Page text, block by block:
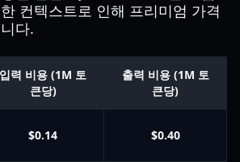
컨텍스트로 인해 프리미엄 가격
다.
입력 비용 (1M 토
큰당)
출력 비용 (1M 토
큰당)
$0.14 $0.40